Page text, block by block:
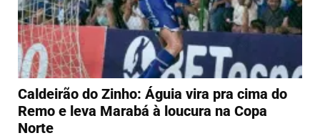
Caldeirão do Zinho: Águia vira pra cima do
Remo e leva Marabá à loucura na Copa
Norte